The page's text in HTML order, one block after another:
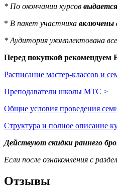
* По окончании курсов
* В пакет участника включены
* Аудитория укомплектована
Перед покупкой рекомендуем
Расписание мастер-классов и
Преподаватели школы MTC >
Общие условия проведения
Структура и полное описание
Действуют скидки раннего
Если после ознакомления с
Отзывы